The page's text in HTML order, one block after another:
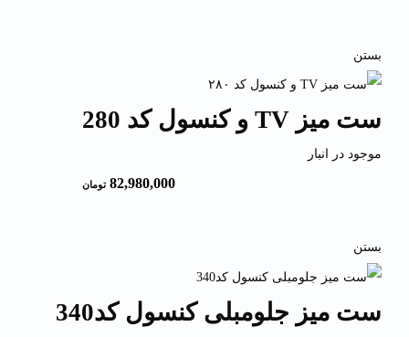
بستن
ست میز TV و کنسول کد 280
موجود در انبار
82,980,000 تومان
بستن
ست میز جلومبلی کنسول کد340